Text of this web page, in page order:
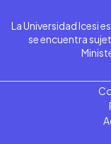
La Universidad Icesi
se encuentra